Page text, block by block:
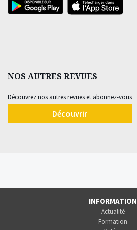
NOS AUTRES REVUES
Découvrez nos autres revues et abonnez-vous
Découvrir
INFORMATION
Actualité
Formation